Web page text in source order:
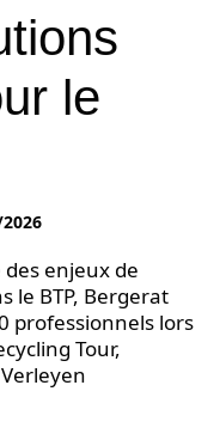
le
enjeux de
le BTP, Bergerat
professionnels lors
Tour,